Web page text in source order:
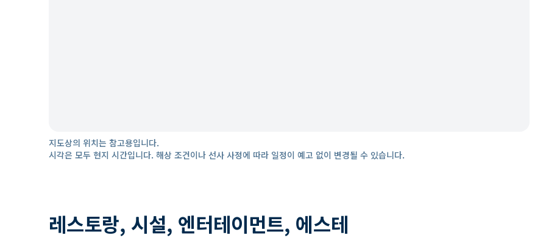
지도상의 위치는 참고용입니다.
시각은 모두 현지 시간입니다. 해상 조건이나 선사 사정에 따라 일정이 예고 없이 변경될 수 있습니다.
레스토랑, 시설, 엔터테이먼트, 에스테